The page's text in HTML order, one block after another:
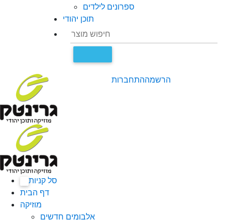
ספרונים לילדים
תוכן יהודי
התחברותהרשמה
סל קניות
דף הבית
מוזיקה
אלבומים חדשים